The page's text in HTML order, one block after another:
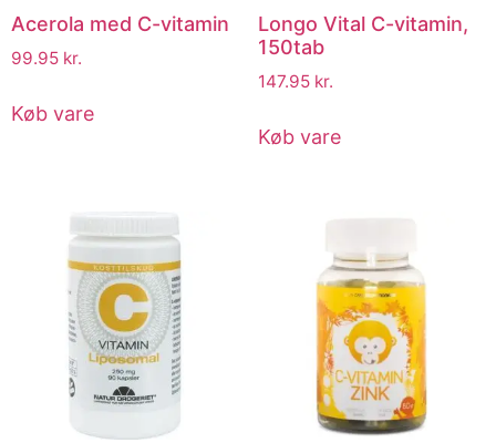
Acerola med C-vitamin
99.95 kr.
Køb vare
Longo Vital C-vitamin,
150tab
147.95 kr.
Køb vare